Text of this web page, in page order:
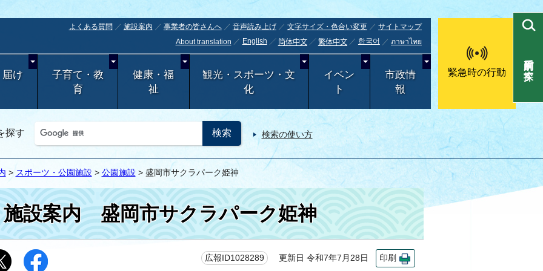
よくある質問 施設案内 事業者の皆さんへ 音声読み上げ 文字サイズ・色合い変更
サイトマップ
About translation
English 简体中文 繁体中文 한국어 ภาษาไทย
け
子育て・教
育
健康・福
祉
観光・スポーツ・文
化
イベン
ト
市政情
報
緊急時の行動
探す 検索の使い方
目的別で探す
> スポーツ・公園施設 > 公園施設 > 盛岡市サクラパーク姫神
施設案内盛岡市サクラパーク姫神
広報ID1028289 更新日 令和7年7月28日 印刷